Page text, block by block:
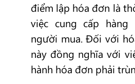
điểm lập hóa đơn là
việc cung cấp
người mua. Đối với
này đồng nghĩa với
hành hóa đơn phải